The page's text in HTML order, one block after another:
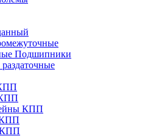
Подшипники
КПП
КПП